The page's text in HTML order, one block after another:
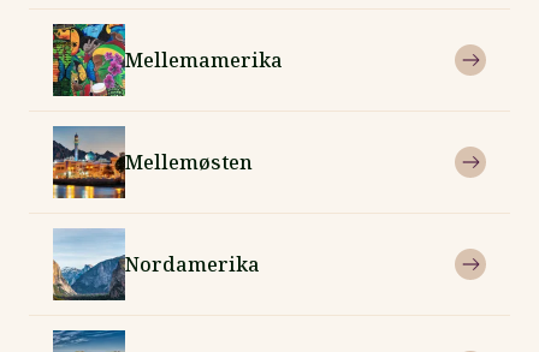
Mellemamerika
Mellemøsten
Nordamerika